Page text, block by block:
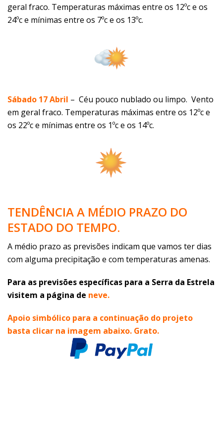
geral fraco. Temperaturas máximas entre os 12ºc e os
24ºc e mínimas entre os 7ºc e os 13ºc.
Sábado 17 Abril – Céu pouco nublado ou limpo. Vento
em geral fraco. Temperaturas máximas entre os 12ºc e
os 22ºc e mínimas entre os 1ºc e os 14ºc.
TENDÊNCIA A MÉDIO PRAZO DO
ESTADO DO TEMPO.
A médio prazo as previsões indicam que vamos ter dias
com alguma precipitação e com temperaturas amenas.
Para as previsões específicas para a Serra da Estrela
visitem a página de neve.
Apoio simbólico para a continuação do projeto
basta clicar na imagem abaixo. Grato.